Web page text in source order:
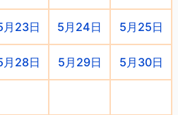
月23日 5月24日 5月25日
月28日 5月29日 5月30日